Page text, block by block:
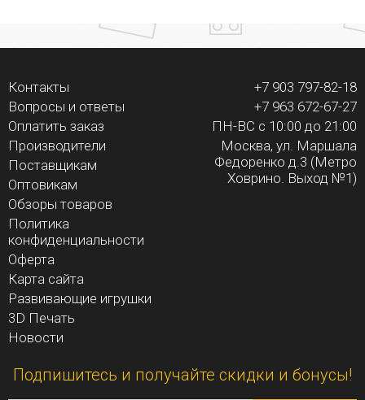
Контакты
Вопросы и ответы
Оплатить заказ
Производители
Поставщикам
Оптовикам
Обзоры товаров
Политика
конфиденциальности
Оферта
Карта сайта
Развивающие игрушки
3D Печать
Новости
+7 903 797-82-18
+7 963 672-67-27
ПН-ВС с 10:00 до 21:00
Москва, ул. Маршала
Федоренко д.3 (Метро
Ховрино. Выход №1)
Подпишитесь и получайте скидки и бонусы!